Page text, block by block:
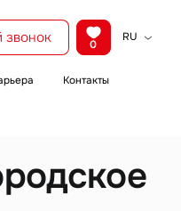
звонок 0
RU
Контакты